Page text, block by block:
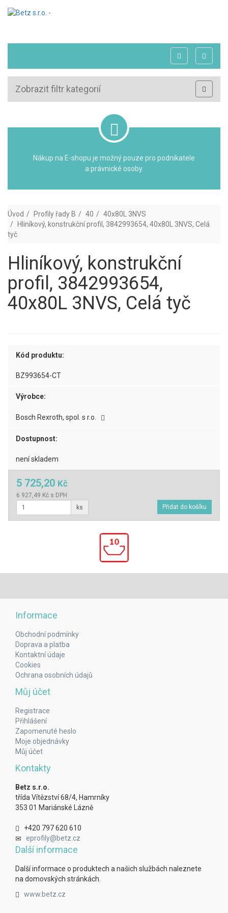
Zobrazit filtr kategorií
Nákup na E-shopu je možný pouze pro podnikatele
a právnické osoby.
Úvod Profily řady B 40
40x80L 3NVS
Hliníkový, konstrukční profil, 3842993654, 40x80L 3NVS, Celá
tyč
Hliníkový, konstrukční
profil, 3842993654,
40x80L 3NVS, Celá tyč
Kód produktu:
BZ993654-CT
Výrobce:
Bosch Rexroth, spol. s r.o.
Dostupnost:
není skladem
5 725,20 Kč
6 927,49 Kč s DPH
ks
Informace
Obchodní podmínky
Doprava a platba
Kontaktní údaje
Cookies
Ochrana osobních údajů
Můj účet
Registrace
Přihlášení
Zapomenuté heslo
Moje objednávky
Můj účet
Kontakty
Betz s.r.o.
třída Vítězství 68/4, Hamrníky
353 01 Mariánské Lázně
+420 797 620 610
eprofily@betz.cz
Další informace
Další informace o produktech a našich službách naleznete
na domovských stránkách.
www.betz.cz